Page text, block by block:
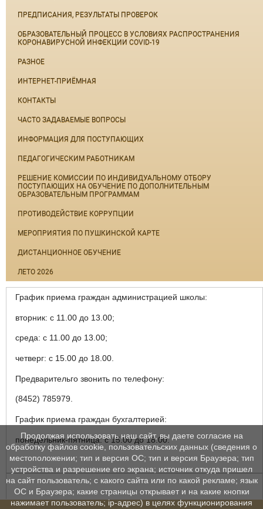
ПРЕДПИСАНИЯ, РЕЗУЛЬТАТЫ ПРОВЕРОК
ОБРАЗОВАТЕЛЬНЫЙ ПРОЦЕСС В УСЛОВИЯХ РАСПРОСТРАНЕНИЯ
КОРОНАВИРУСНОЙ ИНФЕКЦИИ COVID-19
РАЗНОЕ
ИНТЕРНЕТ-ПРИЁМНАЯ
КОНТАКТЫ
ЧАСТО ЗАДАВАЕМЫЕ ВОПРОСЫ
ИНФОРМАЦИЯ ДЛЯ ПОСТУПАЮЩИХ
ПЕДАГОГИЧЕСКИМ РАБОТНИКАМ
РЕШЕНИЕ КОМИССИИ ПО ИНДИВИДУАЛЬНОМУ ОТБОРУ
ПОСТУПАЮЩИХ НА ОБУЧЕНИЕ ПО ДОПОЛНИТЕЛЬНЫМ
ОБРАЗОВАТЕЛЬНЫМ ПРОГРАММАМ
ПРОТИВОДЕЙСТВИЕ КОРРУПЦИИ
МЕРОПРИЯТИЯ ПО ПУШКИНСКОЙ КАРТЕ
ДИСТАНЦИОННОЕ ОБУЧЕНИЕ
ЛЕТО 2026
График приема граждан администрацией школы:
вторник: с 11.00 до 13.00;
среда: с 11.00 до 13.00;
четверг: с 15.00 до 18.00.
Предварительго звонить по телефону:
(8452) 785979.
График приема граждан бухгалтерией:
понедельник-пятница: с 15.00 до 18.00.
Продолжая использовать наш сайт, вы даете согласие на
обработку файлов cookie, пользовательских данных (сведения о
местоположении; тип и версия ОС; тип и версия Браузера; тип
устройства и разрешение его экрана; источник откуда пришел
на сайт пользователь; с какого сайта или по какой рекламе; язык
ОС и Браузера; какие страницы открывает и на какие кнопки
нажимает пользователь; ip-адрес) в целях функционирования